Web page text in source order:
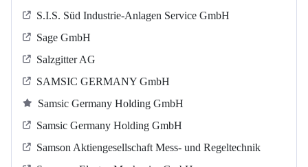
S.I.S. Süd Industrie-Anlagen Service GmbH
Sage GmbH
Salzgitter AG
SAMSIC GERMANY GmbH
Samsic Germany Holding GmbH
Samsic Germany Holding GmbH
Samson Aktiengesellschaft Mess- und Regeltechnik